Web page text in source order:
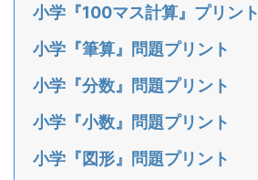
小学『100マス計算』プリント
小学『筆算』問題プリント
小学『分数』問題プリント
小学『小数』問題プリント
小学『図形』問題プリント